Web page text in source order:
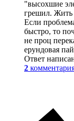
"высохшие
грешил. Жить
Если
быстро, то
не проц
ерундовая
Ответ
2